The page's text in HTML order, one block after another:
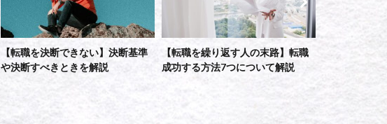
【転職を繰り返す人の末路】転職
成功する方法7つについて解説
【転職エージェントの使い方】賢
く活用して、良い転職を実現しよ
対処法につ